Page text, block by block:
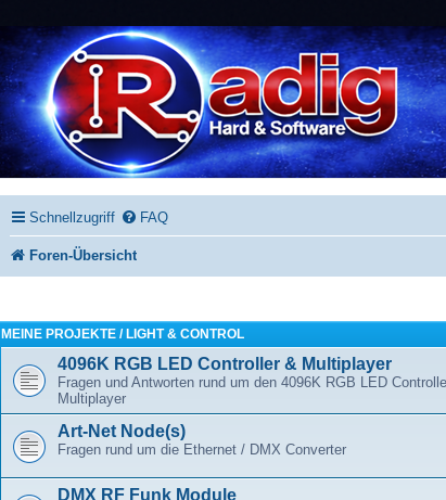
Schnellzugriff FAQ
Foren-Übersicht
MEINE PROJEKTE / LIGHT & CONTROL
4096K RGB LED Controller & Multiplayer
Fragen und Antworten rund um den 4096K RGB LED
Multiplayer
Art-Net Node(s)
Fragen rund um die Ethernet / DMX Converter
DMX RF Funk Module